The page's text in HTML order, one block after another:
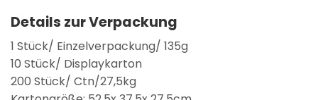
Details zur Verpackung
1 Stück/ Einzelverpackung/ 135g
10 Stück/ Displaykarton
200 Stück/ Ctn/27,5kg